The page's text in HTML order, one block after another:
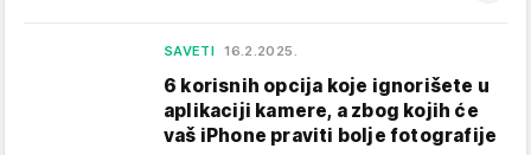
SAVETI 16.2.2025.
6 korisnih opcija koje ignorišete u
aplikaciji kamere, a zbog kojih će
vaš iPhone praviti bolje fotografije